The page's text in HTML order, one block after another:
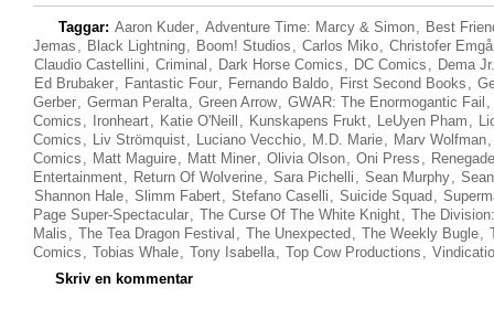
Taggar: Aaron Kuder, Adventure Time: Marcy & Simon, Best
Jemas , Black Lightning, Boom! Studios , Carlos Miko, Christofer
Claudio Castellini , Criminal , Dark Horse Comics , DC Comics , Dema Jr.
Ed Brubaker, Fantastic Four, Fernando Baldo, First Second Books ,
Gerber, German Peralta, Green Arrow, GWAR: The Enormogantic Fail ,
Comics , Ironheart, Katie O'Neill , Kunskapens Frukt, LeUyen Pham ,
Comics , Liv Strömquist, Luciano Vecchio, M.D. Marie, Marv Wolfman
Comics , Matt Maguire, Matt Miner, Olivia Olson, Oni Press ,
Entertainment, Return Of Wolverine, Sara Pichelli , Sean Murphy,
Shannon Hale, Slimm Fabert, Stefano Caselli , Suicide Squad ,
Page Super-Spectacular, The Curse Of The White Knight, The
Malis , The Tea Dragon Festival , The Unexpected , The Weekly Bugle,
Comics , Tobias Whale, Tony Isabella, Top Cow Productions ,
Skriv en kommentar